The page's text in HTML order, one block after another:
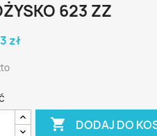
623 ZZ
zł
 DODAJ DO